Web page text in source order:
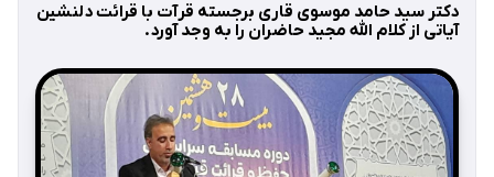
دکتر سید حامد موسوی قاری برجسته قرآت با قرائت دلنشین
آیاتی از کلام الله مجید حاضران را به وجد آورد.